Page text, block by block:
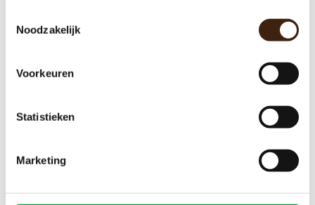
Noodzakelijk
Voorkeuren
Statistieken
MarketingUITVERKOCHT